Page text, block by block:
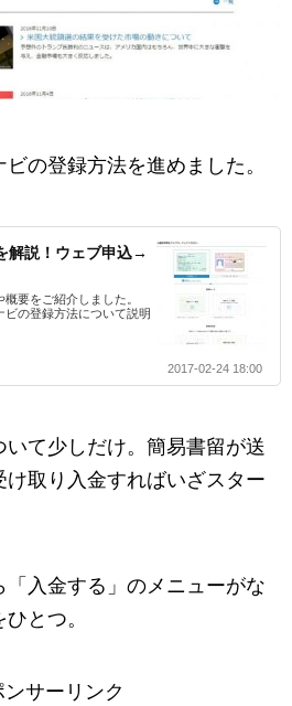
の登録方法を進めました。
解説！ウェブ申込→
要をご紹介しました。
ビの登録方法について説明
2017-02-24 18:00
て少しだけ。簡易書留が送
け取り入金すればいざスター
入金する」のメニューがな
とつ。
ンサーリンク